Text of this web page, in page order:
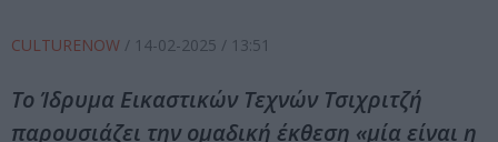
CULTURENOW / 14-02-2025 / 13:51
Το Ίδρυμα Εικαστικών Τεχνών Τσιχριτζή
παρουσιάζει την ομαδική έκθεση «μία είναι η